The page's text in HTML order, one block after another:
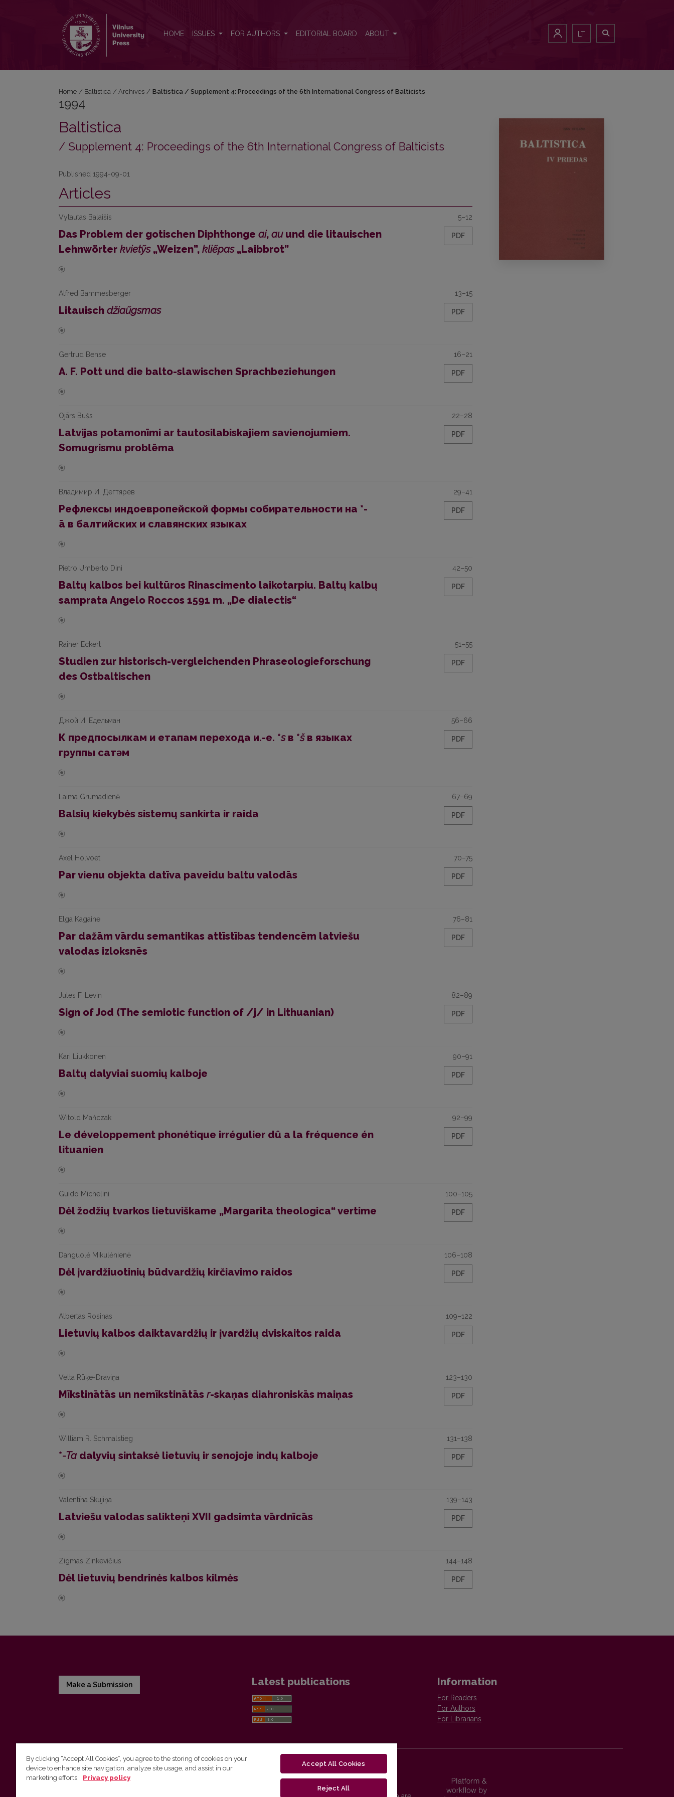
HOME ISSUES FOR AUTHORS EDITORIAL BOARD ABOUT LT
Home / Baltistica / Archives / Baltistica / Supplement 4: Proceedings of the 6th International Congress of Balticists
1994
Baltistica
/ Supplement 4: Proceedings of the 6th International Congress of Balticists
Published 1994-09-01
Articles
Vytautas Balaišis
Das Problem der gotischen Diphthonge ai, auund die litauischen
Lehnwörter kvietỹs „Weizen”, kliẽpas„Laibbrot”
5–12
PDF
Alfred Bammesberger
Litauisch džiaũgsmas
13–15
PDF
Gertrud Bense
A. F. Pott und die balto-slawischen Sprachbeziehungen
16–21
PDF
Ojārs Bušs
Latvijas potamonīmi ar tautosilabiskajiem savienojumiem.
Somugrismu problēma
22–28
PDF
Владимир И. Дегтярев
Рефлексы индоевропейской формы собирательности на *-
ā в балтийских и славянских языках
29–41
PDF
Pietro Umberto Dini
Baltų kalbos bei kultūros Rinascimento laikotarpiu. Baltų kalbų
samprata Angelo Roccos 1591 m. „De dialectis“
42–50
PDF
Rainer Eckert
Studien zur historisch-vergleichenden Phraseologieforschung
des Ostbaltischen
51–55
PDF
Джой И. Едельман
К предпосылкам и етапам перехода и.-е. *sв *šв языках
группы сатǝм
56–66
PDF
Laima Grumadienė
Balsių kiekybės sistemų sankirta ir raida
67–69
PDF
Axel Holvoet
Par vienu objekta datīva paveidu baltu valodās
70–75
PDF
Elga Kagaine
Par dažām vārdu semantikas attīstības tendencēm latviešu
valodas izloksnēs
76–81
PDF
Jules F. Levin
Sign of Jod (The semiotic function of /j/ in Lithuanian)
82–89
PDF
Kari Liukkonen
Baltų dalyviai suomių kalboje
90–91
PDF
Witold Mańczak
Le développement phonétique irrégulier dû a la fréquence én
lituanien
92–99
PDF
Guido Michelini
Dėl žodžių tvarkos lietuviškame „Margarita theologica“ vertime
100–105
PDF
Danguolė Mikulėnienė
Dėl įvardžiuotinių būdvardžių kirčiavimo raidos
106–108
PDF
Albertas Rosinas
Lietuvių kalbos daiktavardžių ir įvardžių dviskaitos raida
109–122
PDF
Velta Rūķe-Draviņa
Mīkstinātās un nemīkstinātās r-skaņas diahroniskās maiņas
123–130
PDF
William R. Schmalstieg
*-Ta dalyvių sintaksė lietuvių ir senojoje indų kalboje
131–138
PDF
Valentīna Skujiņa
Latviešu valodas salikteņi XVII gadsimta vārdnīcās
139–143
PDF
Zigmas Zinkevičius
Dėl lietuvių bendrinės kalbos kilmės
144–148
PDF
Make a Submission Latest publications Information
For Readers
For Authors
For Librarians
Vilnius University Press
By clicking “Accept All Cookies”, you agree to the storing of cookies on your
device to enhance site navigation, analyze site usage, and assist in our
marketing efforts.
Privacy policy
Accept All Cookies
Reject All